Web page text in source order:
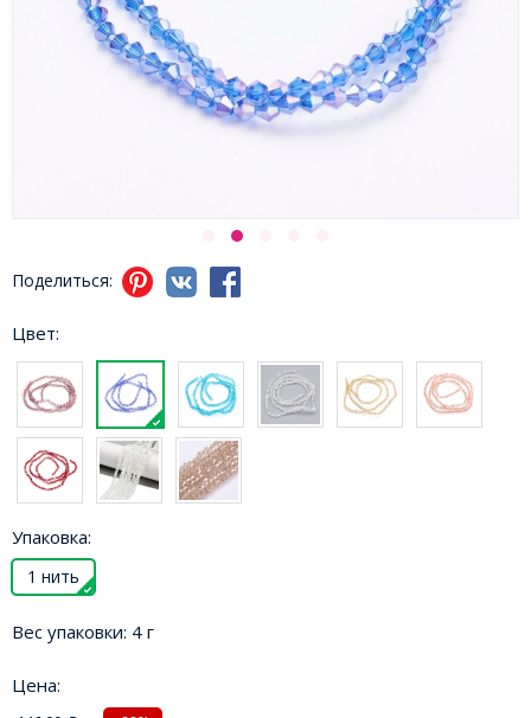
Поделиться:
Цвет:
Упаковка:
1 нить
Вес упаковки: 4 г
Цена: